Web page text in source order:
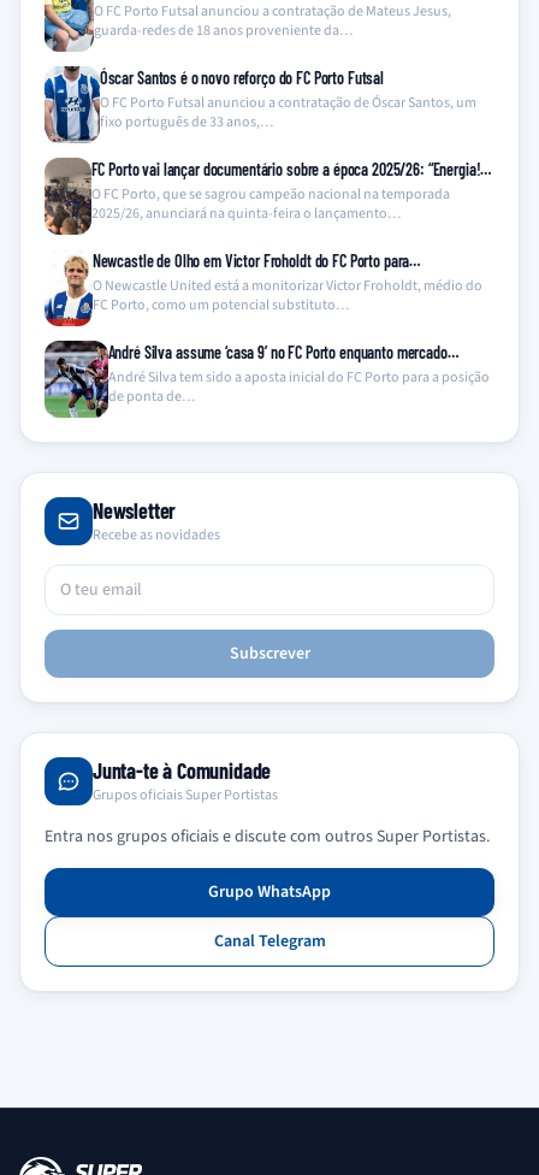
O FC Porto Futsal anunciou a contratação de Mateus Jesus,
guarda-redes de 18 anos proveniente da…
Óscar Santos é o novo reforço do FC Porto Futsal
O FC Porto Futsal anunciou a contratação de Óscar Santos, um
fixo português de 33 anos,…
FC Porto vai lançar documentário sobre a época 2025/26: “Energia!…
O FC Porto, que se sagrou campeão nacional na temporada
2025/26, anunciará na quinta-feira o lançamento…
Newcastle de Olho em Victor Froholdt do FC Porto para…
O Newcastle United está a monitorizar Victor Froholdt, médio do
FC Porto, como um potencial substituto…
André Silva assume ‘casa 9’ no FC Porto enquanto mercado…
André Silva tem sido a aposta inicial do FC Porto para a posição
de ponta de…
Newsletter
Recebe as novidades
Subscrever
Junta-te à Comunidade
Grupos oficiais Super Portistas
Entra nos grupos oficiais e discute com outros Super Portistas.
Grupo WhatsApp
Canal Telegram